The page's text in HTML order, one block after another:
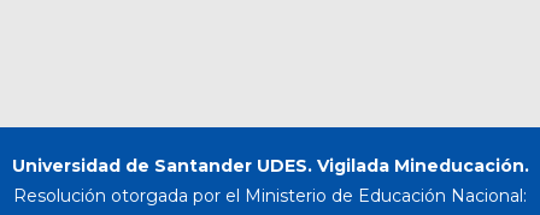
Universidad de Santander UDES. Vigilada Mineducación.
Resolución otorgada por el Ministerio de Educación Nacional: